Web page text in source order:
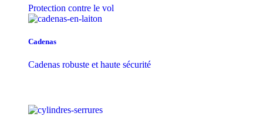
Protection contre le vol
Cadenas
Cadenas robuste et haute sécurité